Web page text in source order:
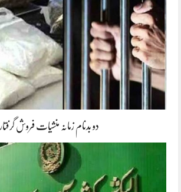
دو بدنام زمانہ منشیات فروش گرفتار